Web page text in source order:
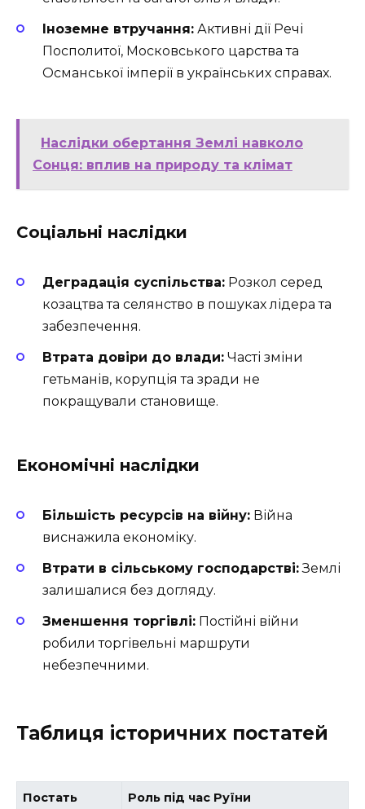
Іноземне втручання: Активні дії Речі
Посполитої, Московського царства та
Османської імперії в українських справах.
Наслідки обертання Землі навколо
Сонця: вплив на природу та клімат
Соціальні наслідки
Деградація суспільства: Розкол серед
козацтва та селянство в пошуках лідера та
забезпечення.
Втрата довіри до влади: Часті зміни
гетьманів, корупція та зради не
покращували становище.
Економічні наслідки
Більшість ресурсів на війну: Війна
виснажила економіку.
Втрати в сільському господарстві:Землі
залишалися без догляду.
Зменшення торгівлі: Постійні війни
робили торгівельні маршрути
небезпечними.
Таблиця історичних постатей
Постать Роль під час Руїни